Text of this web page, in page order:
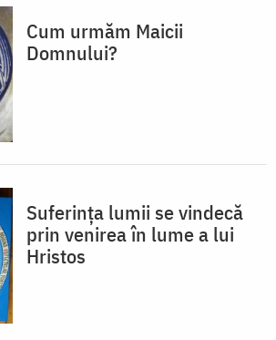
Cum urmăm Maicii
Domnului?
Suferința lumii se vindecă
prin venirea în lume a lui
Hristos